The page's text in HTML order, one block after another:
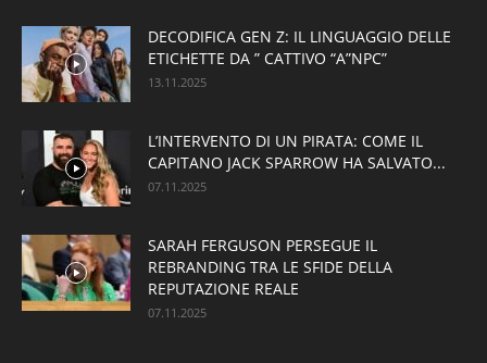
DECODIFICA GEN Z: IL LINGUAGGIO DELLE
ETICHETTE DA ” CATTIVO “A”NPC”
13.11.2025
L’INTERVENTO DI UN PIRATA: COME IL
CAPITANO JACK SPARROW HA SALVATO...
07.11.2025
SARAH FERGUSON PERSEGUE IL
REBRANDING TRA LE SFIDE DELLA
REPUTAZIONE REALE
07.11.2025